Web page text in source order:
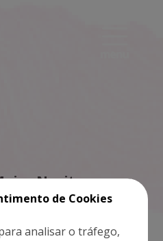
Nocito para a
a CBN.Clique aqui
de Cookies
analisar o tráfego,